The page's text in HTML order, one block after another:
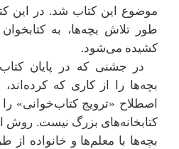
موضوع این کتاب شد. در این
طور تلاش بچه‌ها، به
کشیده می‌شود.
در جشنی که در پایان
بچه‌ها را از کاری که
اصطلاح «ترویج کتاب‌خوانی»
کتابخانه‌های بزرگ نیست. روش
بچه‌ها با معلم‌ها و خانواده